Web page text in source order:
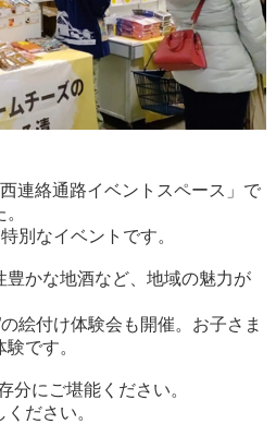
連絡通路イベントスペース」で
別なイベントです。
かな地酒など、地域の魅力が
絵付け体験会も開催。お子さま
です。
にご堪能ください。
ださい。